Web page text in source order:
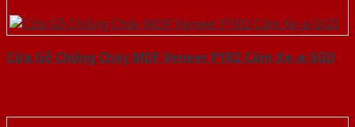
Cửa Gỗ Chống Cháy MDF Veneer P1R2 Căm Xe-a-SGD